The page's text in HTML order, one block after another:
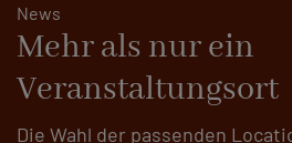
News
Mehr als nur ein
Veranstaltungsort
Die Wahl der passenden